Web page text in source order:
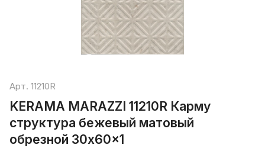
Арт. 11210R
KERAMA MARAZZI 11210R Карму
структура бежевый матовый
обрезной 30x60x1